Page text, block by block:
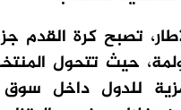
تصبح كرة القدم
حيث تتحول
للدول داخل سوق